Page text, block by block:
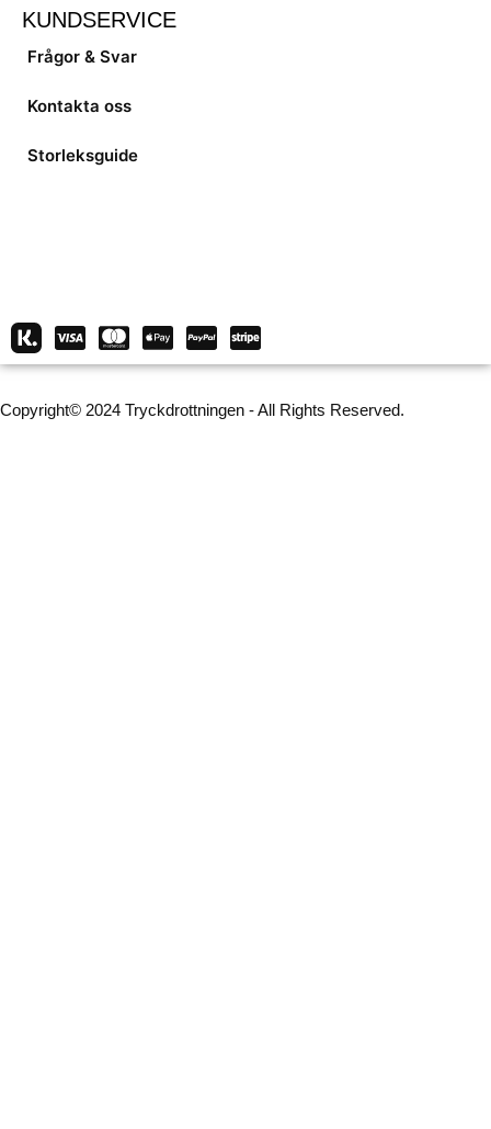
KUNDSERVICE
Frågor & Svar
Kontakta oss
Storleksguide
Copyright© 2024 Tryckdrottningen - All Rights Reserved.